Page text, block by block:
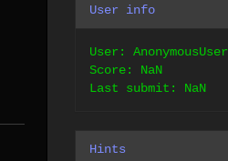
User info
User: AnonymousUser
Score: NaN
Last submit: NaN
Hints